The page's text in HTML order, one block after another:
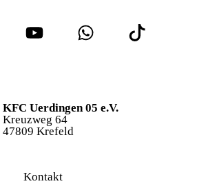
KFC Uerdingen 05 e.V.
Kreuzweg 64
47809 Krefeld
Kontakt